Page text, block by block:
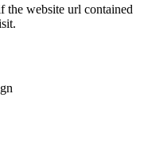
the website url contained